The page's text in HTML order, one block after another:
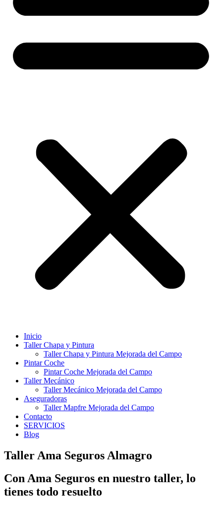
Inicio
Taller Chapa y Pintura
Taller Chapa y Pintura Mejorada del Campo
Pintar Coche
Pintar Coche Mejorada del Campo
Taller Mecánico
Taller Mecánico Mejorada del Campo
Aseguradoras
Taller Mapfre Mejorada del Campo
Contacto
SERVICIOS
Blog
Taller Ama Seguros Almagro
Con Ama Seguros en nuestro taller, lo
tienes todo resuelto